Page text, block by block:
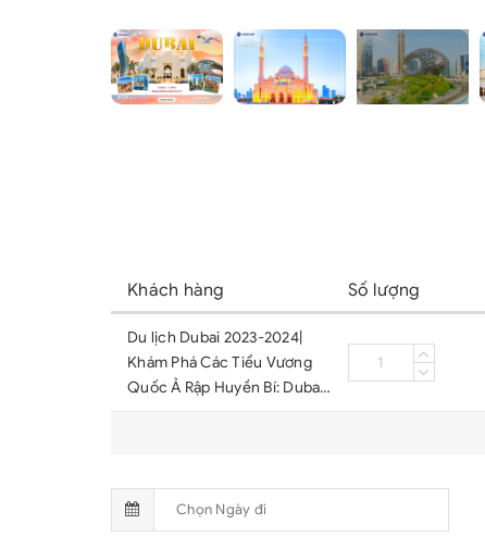
Khách hàng Số lượng
Du lịch Dubai 2023-2024|
Khám Phá Các Tiểu Vương
Quốc Ả Rập Huyền Bí: Dubai